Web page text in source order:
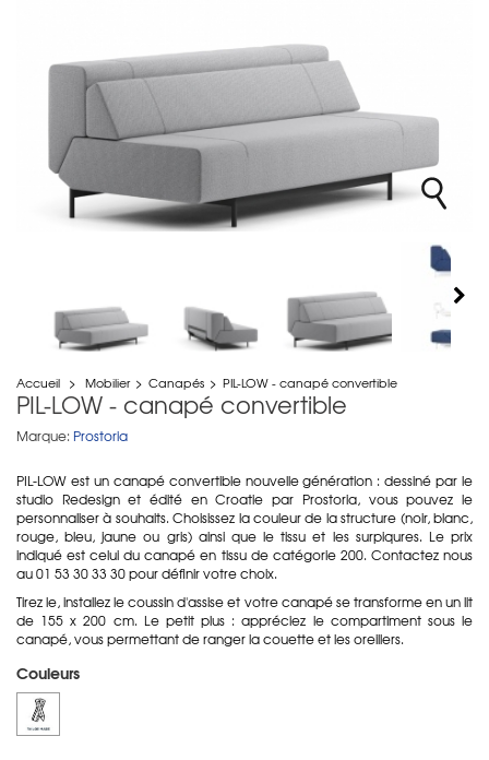
Accueil > Mobilier > Canapés > PIL-LOW - canapé convertible
PIL-LOW - canapé convertible
Marque: Prostoria
PIL-LOW est un canapé convertible nouvelle génération : dessiné par le
studio Redesign et édité en Croatie par Prostoria, vous pouvez le
personnaliser à souhaits. Choisissez la couleur de la structure (noir, blanc,
rouge, bleu, jaune ou gris) ainsi que le tissu et les surpiqures. Le prix
indiqué est celui du canapé en tissu de catégorie 200. Contactez nous
au 01 53 30 33 30 pour définir votre choix.
Tirez le, installez le coussin d'assise et votre canapé se transforme en un lit
de 155 x 200 cm. Le petit plus : appréciez le compartiment sous le
canapé, vous permettant de ranger la couette et les oreillers.
Couleurs